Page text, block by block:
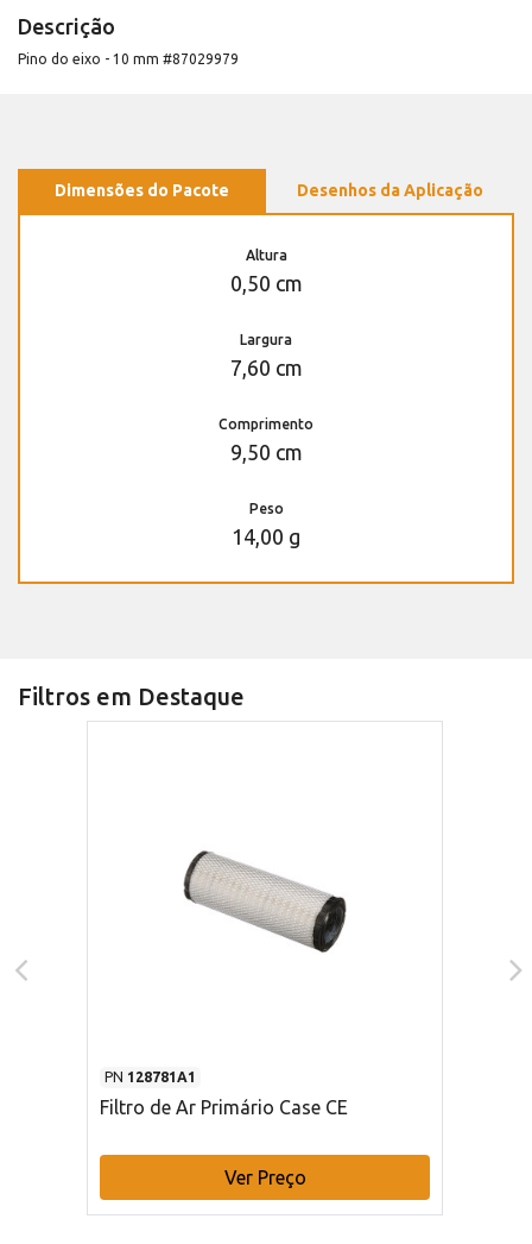
Descrição
Pino do eixo - 10 mm #87029979
Dimensões do Pacote Desenhos da Aplicação
Altura
0,50 cm
Largura
7,60 cm
Comprimento
9,50 cm
Peso
14,00 g
Filtros em Destaque
PN 128781A1
Filtro de Ar Primário Case CE
Ver Preço